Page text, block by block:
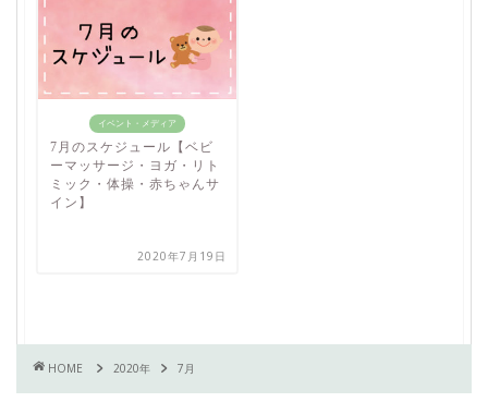
イベント・メディア
7月のスケジュール【ベビ
ーマッサージ・ヨガ・リト
ミック・体操・赤ちゃんサ
イン】
2020年7月19日
HOME 2020年 7月